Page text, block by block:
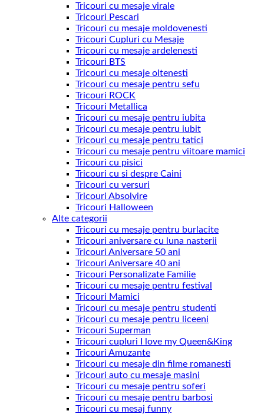
Tricouri cu mesaje virale
Tricouri Pescari
Tricouri cu mesaje moldovenesti
Tricouri Cupluri cu Mesaje
Tricouri cu mesaje ardelenesti
Tricouri BTS
Tricouri cu mesaje oltenesti
Tricouri cu mesaje pentru sefu
Tricouri ROCK
Tricouri Metallica
Tricouri cu mesaje pentru iubita
Tricouri cu mesaje pentru iubit
Tricouri cu mesaje pentru tatici
Tricouri cu mesaje pentru viitoare mamici
Tricouri cu pisici
Tricouri cu si despre Caini
Tricouri cu versuri
Tricouri Absolvire
Tricouri Halloween
Alte categorii
Tricouri cu mesaje pentru burlacite
Tricouri aniversare cu luna nasterii
Tricouri Aniversare 50 ani
Tricouri Aniversare 40 ani
Tricouri Personalizate Familie
Tricouri cu mesaje pentru festival
Tricouri Mamici
Tricouri cu mesaje pentru studenti
Tricouri cu mesaje pentru liceeni
Tricouri Superman
Tricouri cupluri I love my Queen&King
Tricouri Amuzante
Tricouri cu mesaje din filme romanesti
Tricouri auto cu mesaje masini
Tricouri cu mesaje pentru soferi
Tricouri cu mesaje pentru barbosi
Tricouri cu mesaj funny